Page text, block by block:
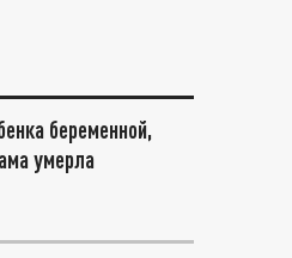
беременной,
умерла